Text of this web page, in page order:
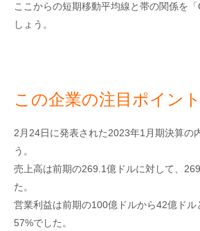
ここからの短期移動平均線と帯の関係を
しょう。
この企業の注目ポイント
2月24日に発表された2023年1月期決算の
う。
売上高は前期の269.1億ドルに対して、
た。
営業利益は前期の100億ドルから42億ドル
57%でした。